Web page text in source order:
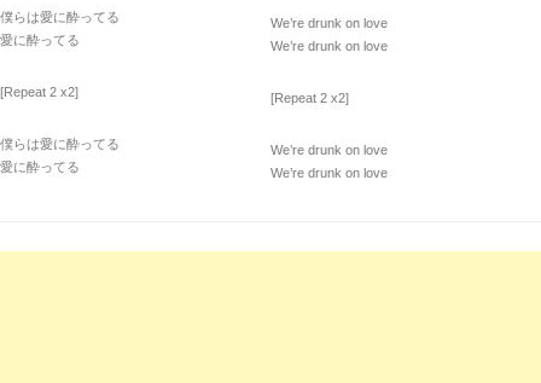
僕らは愛に酔ってる
愛に酔ってる
[Repeat 2 x2]
僕らは愛に酔ってる
愛に酔ってる
We’re drunk on love
We’re drunk on love
[Repeat 2 x2]
We’re drunk on love
We’re drunk on love